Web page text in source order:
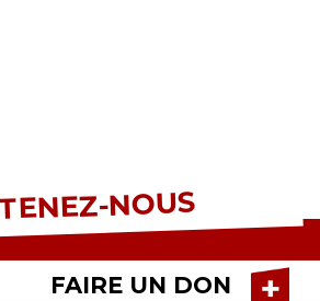
NOUS
FAIRE UN DON